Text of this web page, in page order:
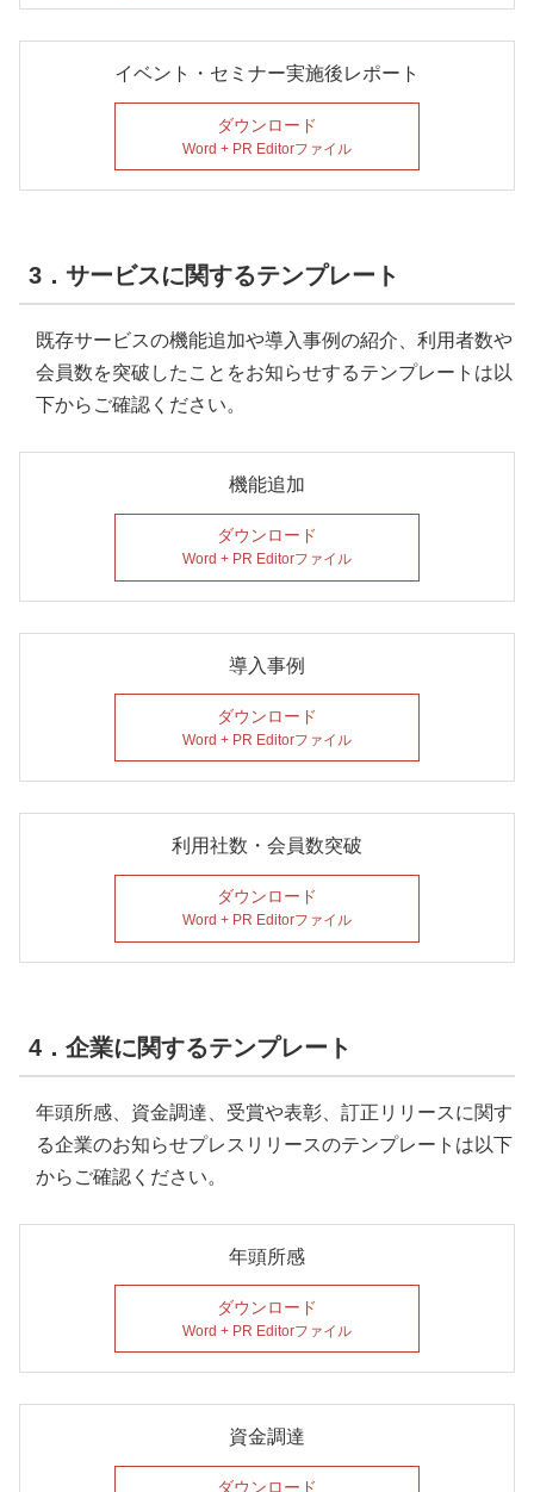
イベント・セミナー実施後レポート
ダウンロード
Word + PR Editorファイル
3．サービスに関するテンプレート
既存サービスの機能追加や導入事例の紹介、利用者数や
会員数を突破したことをお知らせするテンプレートは以
下からご確認ください。
機能追加
ダウンロード
Word + PR Editorファイル
導入事例
ダウンロード
Word + PR Editorファイル
利用社数・会員数突破
ダウンロード
Word + PR Editorファイル
4．企業に関するテンプレート
年頭所感、資金調達、受賞や表彰、訂正リリースに関す
る企業のお知らせプレスリリースのテンプレートは以下
からご確認ください。
年頭所感
ダウンロード
Word + PR Editorファイル
資金調達
ダウンロード